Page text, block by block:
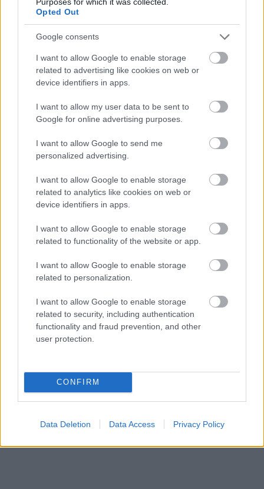
Opted Out
Google consents
I want to allow Google to enable storage
related to advertising like cookies on web or
device identifiers in apps.
I want to allow my user data to be sent to
Google for online advertising purposes.
I want to allow Google to send me
personalized advertising.
I want to allow Google to enable storage
related to analytics like cookies on web or
device identifiers in apps.
I want to allow Google to enable storage
related to functionality of the website or app.
I want to allow Google to enable storage
related to personalization.
I want to allow Google to enable storage
related to security, including authentication
functionality and fraud prevention, and other
user protection.
CONFIRM
Data Deletion Data Access Privacy Policy
Το 1848, όταν τερματίστηκε η μακρόχρονη αυστριακή
καλλιτέχνη Ludovico Cadorin να αναμορφώσει το
cafe στο επονομαζόμενο γαλλικό ρυθμό Πομπαντούρ.
Florian επαναλειτούργησε με πολυτελείς αίθουσες,
χρυσοποίκιλτους καθρέπτες, κόκκινους βελούδινους
καναπέδες, μαρμάρινα τραπέζια και σερβίτσια Murano.